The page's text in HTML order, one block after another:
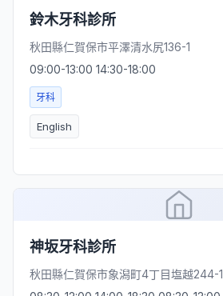
鈴木牙科診所
秋田縣仁賀保市平澤清水尻136-1
09:00-13:00 14:30-18:00
牙科
English
神坂牙科診所
秋田縣仁賀保市象潟町4丁目塩越244-1